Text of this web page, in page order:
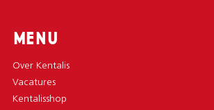
MENU
Over Kentalis
Vacatures
Kentalisshop